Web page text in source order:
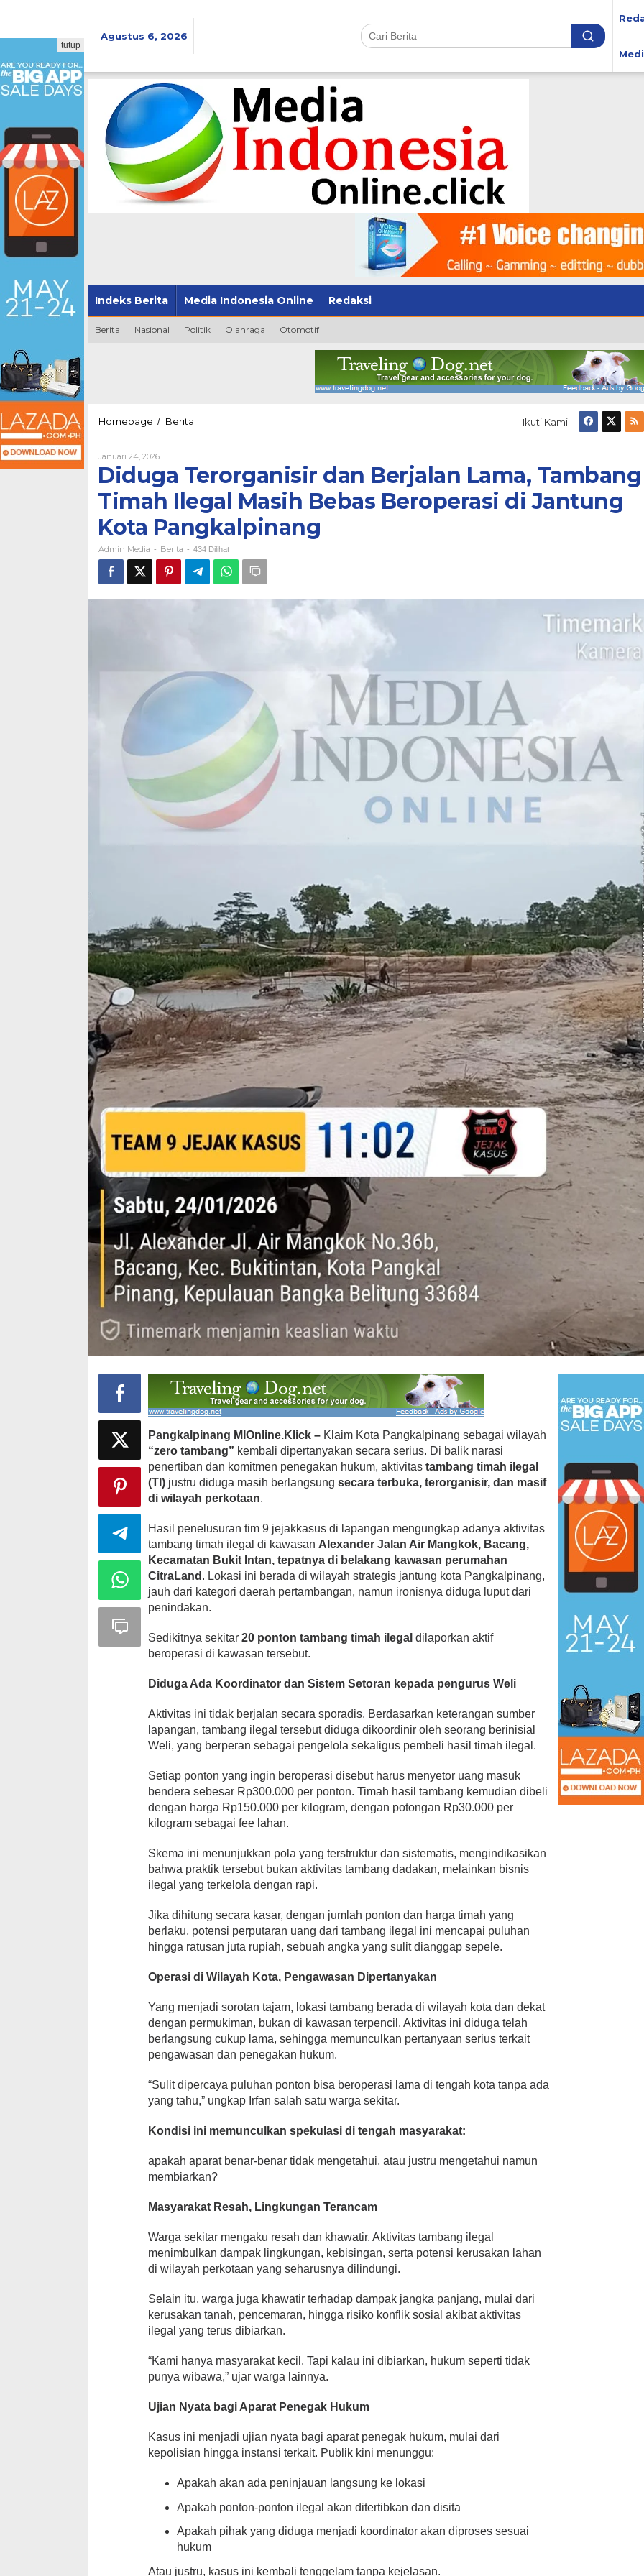
Agustus 6, 2026
Indeks Berita Media Indonesia Online Redaksi
Berita Nasional Politik Olahraga Otomotif
tutup
Homepage / Berita
Lama,
Tambang
Timah
Ilegal
Masih
Bebas
Beroperasi
di
Jantung
Pangkalpinang
Ikuti Kami
Januari 24, 2026Oleh
Media
Diduga Terorganisir dan Berjalan Lama, Tambang
Timah Ilegal Masih Bebas Beroperasi di Jantung
Kota Pangkalpinang
Admin Media - Berita - 434 Dilihat
Pangkalpinang MIOnline.Klick – Klaim Kota Pangkalpinang sebagai wilayah
“zero tambang” kembali dipertanyakan secara serius. Di balik narasi
penertiban dan komitmen penegakan hukum, aktivitastambang timah ilegal
(TI) justru diduga masih berlangsungsecara terbuka, terorganisir, dan masif
di wilayah perkotaan.
Hasil penelusuran tim 9 jejakkasus di lapangan mengungkap adanya aktivitas
tambang timah ilegal di kawasan Alexander Jalan Air Mangkok, Bacang,
Kecamatan Bukit Intan, tepatnya di belakang kawasan perumahan
CitraLand . Lokasi ini berada di wilayah strategis jantung kota Pangkalpinang,
jauh dari kategori daerah pertambangan, namun ironisnya diduga luput dari
penindakan.
Sedikitnya sekitar20 ponton tambang timah ilegal dilaporkan aktif
beroperasi di kawasan tersebut.
Diduga Ada Koordinator dan Sistem Setoran kepada pengurus Weli
Aktivitas ini tidak berjalan secara sporadis. Berdasarkan keterangan sumber
lapangan, tambang ilegal tersebut diduga dikoordinir oleh seorang berinisial
Weli, yang berperan sebagai pengelola sekaligus pembeli hasil timah ilegal.
Setiap ponton yang ingin beroperasi disebut harus menyetor uang masuk
bendera sebesar Rp300.000 per ponton. Timah hasil tambang kemudian dibeli
dengan harga Rp150.000 per kilogram, dengan potongan Rp30.000 per
kilogram sebagai fee lahan.
Skema ini menunjukkan pola yang terstruktur dan sistematis, mengindikasikan
bahwa praktik tersebut bukan aktivitas tambang dadakan, melainkan bisnis
ilegal yang terkelola dengan rapi.
Jika dihitung secara kasar, dengan jumlah ponton dan harga timah yang
berlaku, potensi perputaran uang dari tambang ilegal ini mencapai puluhan
hingga ratusan juta rupiah, sebuah angka yang sulit dianggap sepele.
Operasi di Wilayah Kota, Pengawasan Dipertanyakan
Yang menjadi sorotan tajam, lokasi tambang berada di wilayah kota dan dekat
dengan permukiman, bukan di kawasan terpencil. Aktivitas ini diduga telah
berlangsung cukup lama, sehingga memunculkan pertanyaan serius terkait
pengawasan dan penegakan hukum.
“Sulit dipercaya puluhan ponton bisa beroperasi lama di tengah kota tanpa ada
yang tahu,” ungkap Irfan salah satu warga sekitar.
Kondisi ini memunculkan spekulasi di tengah masyarakat:
apakah aparat benar-benar tidak mengetahui, atau justru mengetahui namun
membiarkan?
Masyarakat Resah, Lingkungan Terancam
Warga sekitar mengaku resah dan khawatir. Aktivitas tambang ilegal
menimbulkan dampak lingkungan, kebisingan, serta potensi kerusakan lahan
di wilayah perkotaan yang seharusnya dilindungi.
Selain itu, warga juga khawatir terhadap dampak jangka panjang, mulai dari
kerusakan tanah, pencemaran, hingga risiko konflik sosial akibat aktivitas
ilegal yang terus dibiarkan.
“Kami hanya masyarakat kecil. Tapi kalau ini dibiarkan, hukum seperti tidak
punya wibawa,” ujar warga lainnya.
Ujian Nyata bagi Aparat Penegak Hukum
Kasus ini menjadi ujian nyata bagi aparat penegak hukum, mulai dari
kepolisian hingga instansi terkait. Publik kini menunggu:
Apakah akan ada peninjauan langsung ke lokasi
Apakah ponton-ponton ilegal akan ditertibkan dan disita
Apakah pihak yang diduga menjadi koordinator akan diproses sesuai
hukum
Atau justru, kasus ini kembali tenggelam tanpa kejelasan.
Ini Dia Hubungan Partai Garuda
dengan Gerindra
| Februari 19, 2018
Strategi PPP Menangkan Duet
Ganjar dan Gus Yasin
Di Berita, Politik | Februari 19, 2018
Ini Dia Hubungan Partai
dengan Gerindra
Di Berita, Politik Februari 19, 2018